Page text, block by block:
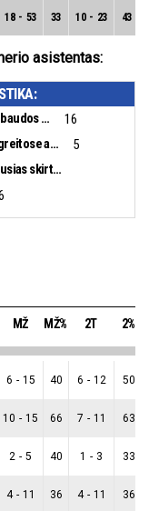
18 - 53 33 10 - 23 43
asistentas:
Taškai iš baudos aikštelės:
16
Taškai greitose atakose:
5
Didžiausias skirtumas:
MŽ MŽ% 2T 2%
6 - 15 40 6 - 12 50
10 - 15 66 7 - 11 63
2 - 5 40 1 - 3 33
4 - 11 36 4 - 11 36